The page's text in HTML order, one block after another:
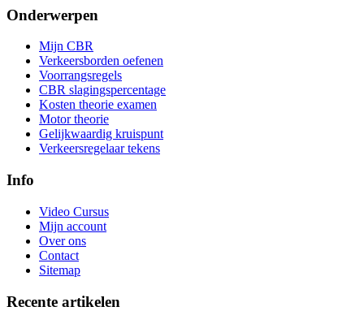
Onderwerpen
Mijn CBR
Verkeersborden oefenen
Voorrangsregels
CBR slagingspercentage
Kosten theorie examen
Motor theorie
Gelijkwaardig kruispunt
Verkeersregelaar tekens
Info
Video Cursus
Mijn account
Over ons
Contact
Sitemap
Recente artikelen